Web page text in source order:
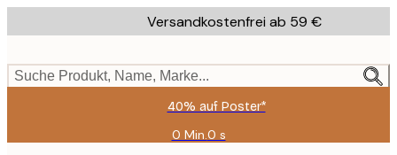
to
content.
Versandkostenfrei ab 59 €
Suche Produkt, Name, Marke...
40% auf Poster*
0 Min.0 s
Gültig